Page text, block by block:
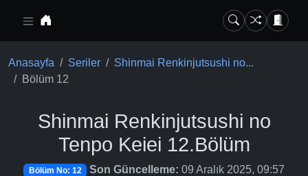
Anasayfa Seriler
Shinmai Renkinjutsushi no...
Bölüm 12
Shinmai Renkinjutsushi no
Tenpo Keiei 12.Bölüm
Bölüm No: 12 Son Güncelleme: 09 Aralık 2025, 09:57